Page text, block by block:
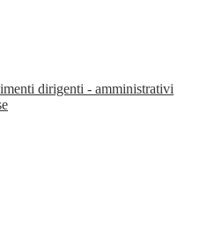
dirigenti - amministrativi